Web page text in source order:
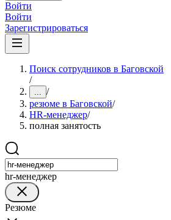
Войти
Войти
Зарегистрироваться
Поиск сотрудников в Баговской
/
... /
резюме в Баговской/
HR-менеджер/
полная занятость
hr-менеджер
Резюме